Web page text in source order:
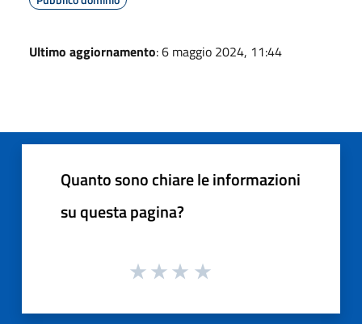
Ultimo aggiornamento: 6 maggio 2024, 11:44
Quanto sono chiare le informazioni
su questa pagina?